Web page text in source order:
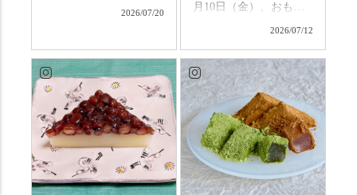
と思います。みなさん
ものすごい暑さが続き
ますので、熱中症にな
らないようお互いに気
をつけましょう。 3連休
まずは「みずは北川」
の和菓子の紹介から。
（写真2枚目から） ・土
用餅（2個入） 暑気払
2026/07/20
月10日（金）、おもて
なしタクシーの日高順
西山の魅力をぎゅっと
詰め込んだ観光ガイド
研修に行ってきまし
た！ 🎋スタートは「竹
の径」。 頭上を覆う竹
のトンネルに一歩入る
と、空気がすっと涼し
くなって、聞こえるの
2026/07/12